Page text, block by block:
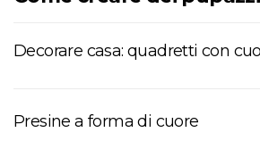
Decorare casa: quadretti con
Presine a forma di cuore